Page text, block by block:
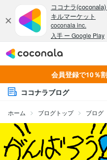
会員登録で10％
ココナラブログ
ホーム ブログトップ ブログ